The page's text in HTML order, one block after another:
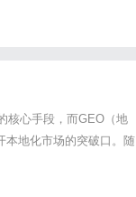
商业秘密的定义、重要
不为公众所知...
核心手段，而GEO（地
本地化市场的突破口。随
兼具专业能力与实战经
实力、服...